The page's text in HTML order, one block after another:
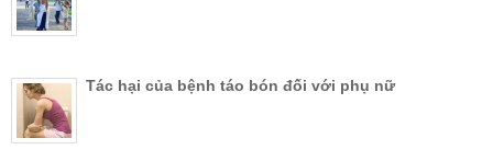
Tác hại của bệnh táo bón đối với phụ nữ